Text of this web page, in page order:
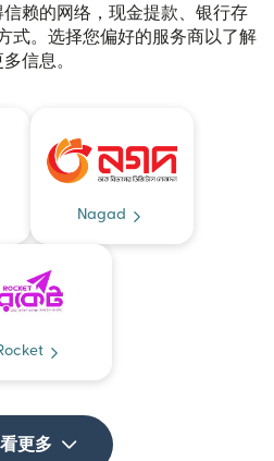
赖的网络，现金提款、银行存
式。选择您偏好的服务商以了解
多信息。
Nagad
更多